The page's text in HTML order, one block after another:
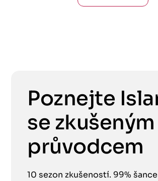
Poznejte
se zkušeným
průvodcem
10 sezon zkušeností. 99%